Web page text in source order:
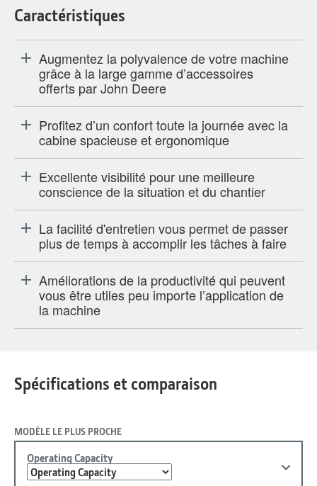
Caractéristiques
Augmentez la polyvalence de votre machine
grâce à la large gamme d’accessoires
offerts par John Deere
Profitez d’un confort toute la journée avec la
cabine spacieuse et ergonomique
Excellente visibilité pour une meilleure
conscience de la situation et du chantier
La facilité d'entretien vous permet de passer
plus de temps à accomplir les tâches à faire
Améliorations de la productivité qui peuvent
vous être utiles peu importe l’application de
la machine
Spécifications et comparaison
MODÈLE LE PLUS PROCHE
Operating Capacity